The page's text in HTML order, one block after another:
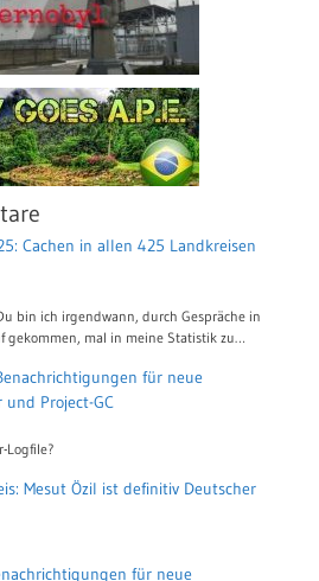
Cachen in allen 425 Landkreisen
bin ich irgendwann, durch Gespräche in
gekommen, mal in meine Statistik zu…
für neue
und Project-GC
Logfile?
Mesut Özil ist definitiv Deutscher
für neue